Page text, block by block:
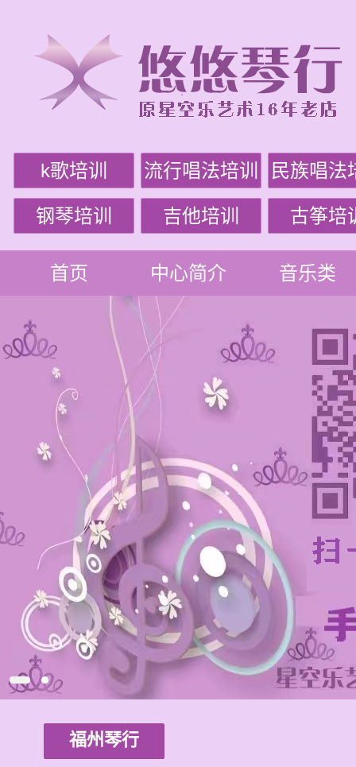
k歌培训 流行唱法培训 民族唱法
钢琴培训 吉他培训 古筝培
首页 中心简介 音乐类
福州琴行